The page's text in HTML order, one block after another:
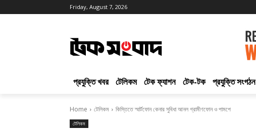
Friday, August 7, 2026
প্রযুক্তি খবর টেলিকম টেক ফ্যাশন টেক-টক প্রযুক্তি সংগঠন
Home টেলিকম কিস্তিতে স্মার্টফোন কেনার সুবিধা আনল গ্রামীণফোন ও পামপে
টেলিকম